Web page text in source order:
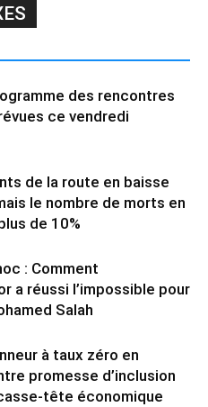
des rencontres
ce vendredi
de la route en baisse
le nombre de morts en
de 10%
: Comment
a réussi l’impossible pour
Salah
à taux zéro en
promesse d’inclusion
tête économique